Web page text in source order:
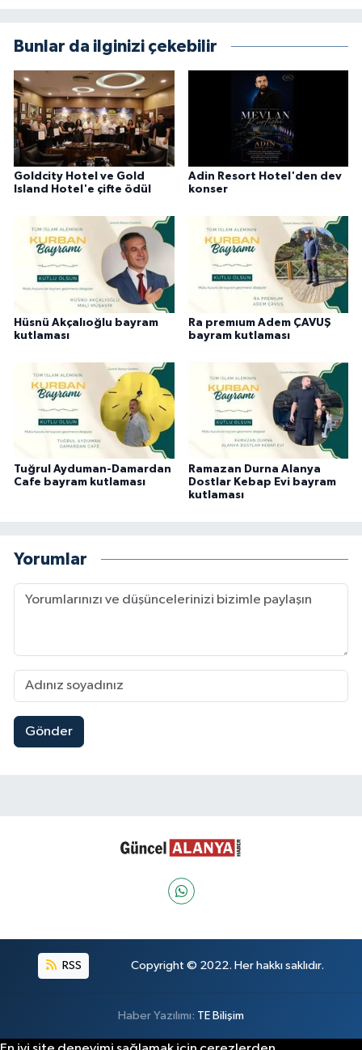
Bunlar da ilginizi çekebilir
Goldcity Hotel ve Gold
Island Hotel'e çifte ödül
Adin Resort Hotel'den dev
konser
Hüsnü Akçalıoğlu bayram
kutlaması
Ra premıum Adem ÇAVUŞ
bayram kutlaması
Tuğrul Ayduman-Damardan
Cafe bayram kutlaması
Ramazan Durna Alanya
Dostlar Kebap Evi bayram
kutlaması
Yorumlar
Gönder
RSS Copyright © 2022. Her hakkı saklıdır.
Haber Yazılımı: TE Bilişim